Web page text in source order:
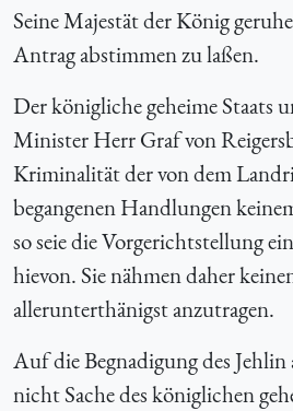
Seine Majestät der König
Antrag abstimmen zu laßen.
Der königliche geheime Staats
Minister Herr Graf von
Kriminalität der von dem
begangenen Handlungen
so seie die Vorgerichtstellung
hievon. Sie nähmen daher
allerunterthänigst anzutragen.
Auf die Begnadigung des Jehlin
nicht Sache des königlichen